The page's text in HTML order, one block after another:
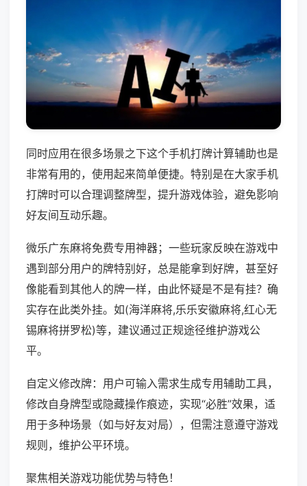
同时应用在很多场景之下这个手机打牌计算辅助也是
非常有用的，使用起来简单便捷。特别是在大家手机
打牌时可以合理调整牌型，提升游戏体验，避免影响
好友间互动乐趣。
微乐广东麻将免费专用神器；一些玩家反映在游戏中
遇到部分用户的牌特别好，总是能拿到好牌，甚至好
像能看到其他人的牌一样，由此怀疑是不是有挂？确
实存在此类外挂。如(海洋麻将,乐乐安徽麻将,红心无
锡麻将拼罗松)等，建议通过正规途径维护游戏公
平。
自定义修改牌：用户可输入需求生成专用辅助工具，
修改自身牌型或隐藏操作痕迹，实现“必胜”效果，适
用于多种场景（如与好友对局），但需注意遵守游戏
规则，维护公平环境。
聚焦相关游戏功能优势与特色！